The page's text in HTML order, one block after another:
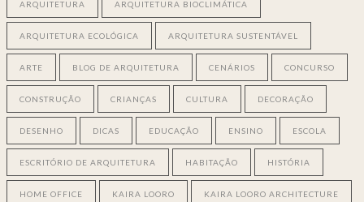
ARQUITETURA ARQUITETURA BIOCLIMÁTICA
ARQUITETURA ECOLÓGICA ARQUITETURA SUSTENTÁVEL
ARTE BLOG DE ARQUITETURA CENÁRIOS CONCURSO
CONSTRUÇÃO CRIANÇAS CULTURA DECORAÇÃO
DESENHO DICAS EDUCAÇÃO ENSINO ESCOLA
ESCRITÓRIO DE ARQUITETURA HABITAÇÃO HISTÓRIA
HOME OFFICE KAIRA LOORO KAIRA LOORO ARCHITECTURE